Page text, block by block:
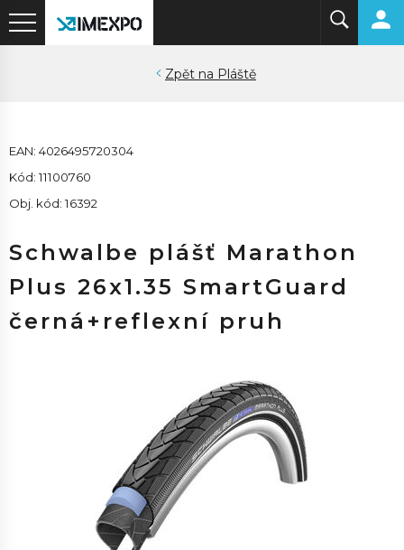
Pláště
EAN: 4026495720304
Kód: 11100760
Obj. kód: 16392
Schwalbe plášť Marathon
Plus 26x1.35 SmartGuard
černá+reflexní pruh